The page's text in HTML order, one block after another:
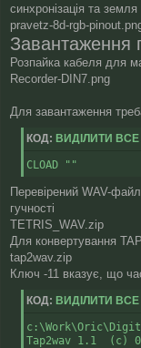
синхронізація та земля
pravetz-8d-rgb-
Завантаження
Розпайка кабеля для
Recorder-DIN7.png
Для завантаження
КОД: ВИДІЛИТИ ВСЕ
CLOAD ""
Перевірений WAV-
гучності
TETRIS_WAV.zip
Для конвертування
tap2wav.zip
Ключ -11 вказує, що
КОД: ВИДІЛИТИ ВСЕ
c:\Work\Oric\Digital
Tap2wav 1.1  (c)